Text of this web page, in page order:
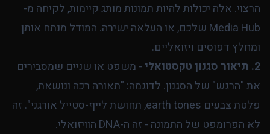
הרצוי. אלה יכולות להיות תמונות מותג קיימות, לקיחה מ-
Media Hub שלכם, או העלאה ישירה. המודל מנתח אותן
ומחלץ דפוסים ויזואליים.
2. תיאור סגנון טקסטואלי
- משפט או שניים שמסבירים
את "הרגש" של הסגנון. לדוגמה: "תאורה רכה ונושאת,
פלטת צבעים earth tones, תחושת לייף-סטייל אורגני". זה
לא הפרומפט של התמונה - זה ה-DNA הוויזואלי.